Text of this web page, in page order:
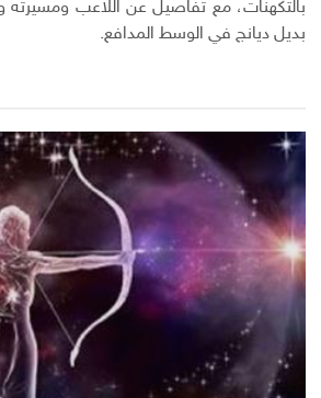
بالتكهنات، مع تفاصيل عن اللاعب
بديل ديانج في الوسط المدافع.